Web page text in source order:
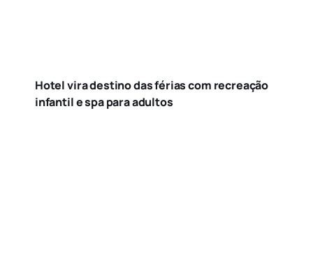
Hotel vira destino das férias com recreação
infantil e spa para adultos